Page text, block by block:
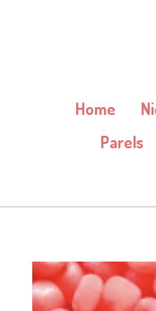
hoofdinhoud
Home
Parels